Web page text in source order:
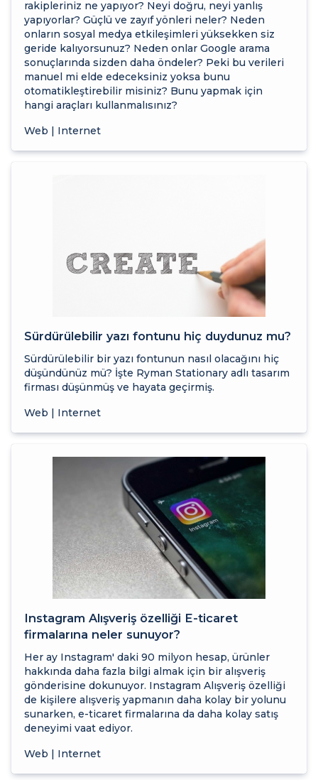
rakipleriniz ne yapıyor? Neyi doğru, neyi yanlış
yapıyorlar? Güçlü ve zayıf yönleri neler? Neden
onların sosyal medya etkileşimleri yüksekken siz
geride kalıyorsunuz? Neden onlar Google arama
sonuçlarında sizden daha öndeler? Peki bu verileri
manuel mi elde edeceksiniz yoksa bunu
otomatikleştirebilir misiniz? Bunu yapmak için
hangi araçları kullanmalısınız?
Web | Internet
Sürdürülebilir yazı fontunu hiç duydunuz mu?
Sürdürülebilir bir yazı fontunun nasıl olacağını hiç
düşündünüz mü? İşte Ryman Stationary adlı tasarım
firması düşünmüş ve hayata geçirmiş.
Web | Internet
Instagram Alışveriş özelliği E-ticaret
firmalarına neler sunuyor?
Her ay Instagram' daki 90 milyon hesap, ürünler
hakkında daha fazla bilgi almak için bir alışveriş
gönderisine dokunuyor. Instagram Alışveriş özelliği
de kişilere alışveriş yapmanın daha kolay bir yolunu
sunarken, e-ticaret firmalarına da daha kolay satış
deneyimi vaat ediyor.
Web | Internet